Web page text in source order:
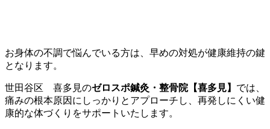
お身体の不調で悩んでいる方は、早めの対処が健康維持の鍵
となります。
世田谷区 喜多見のゼロスポ鍼灸・整骨院【喜多見】 では、
痛みの根本原因にしっかりとアプローチし、再発しにくい健
康的な体づくりをサポートいたします。